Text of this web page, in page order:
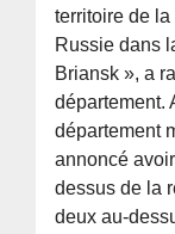
territoire de
Russie dans
Briansk », a
département.
département
annoncé
dessus de la
deux au-